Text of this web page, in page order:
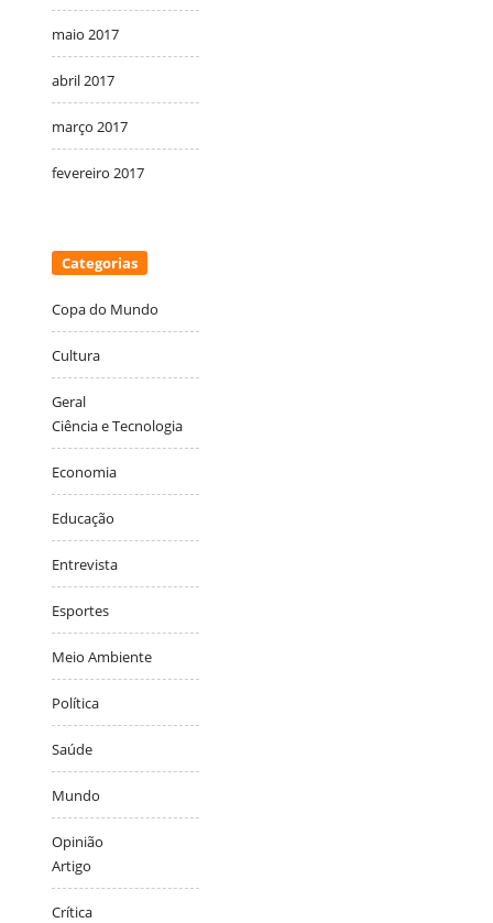
maio 2017
abril 2017
março 2017
fevereiro 2017
Categorias
Copa do Mundo
Cultura
Geral
Ciência e Tecnologia
Economia
Educação
Entrevista
Esportes
Meio Ambiente
Política
Saúde
Mundo
Opinião
Artigo
Crítica